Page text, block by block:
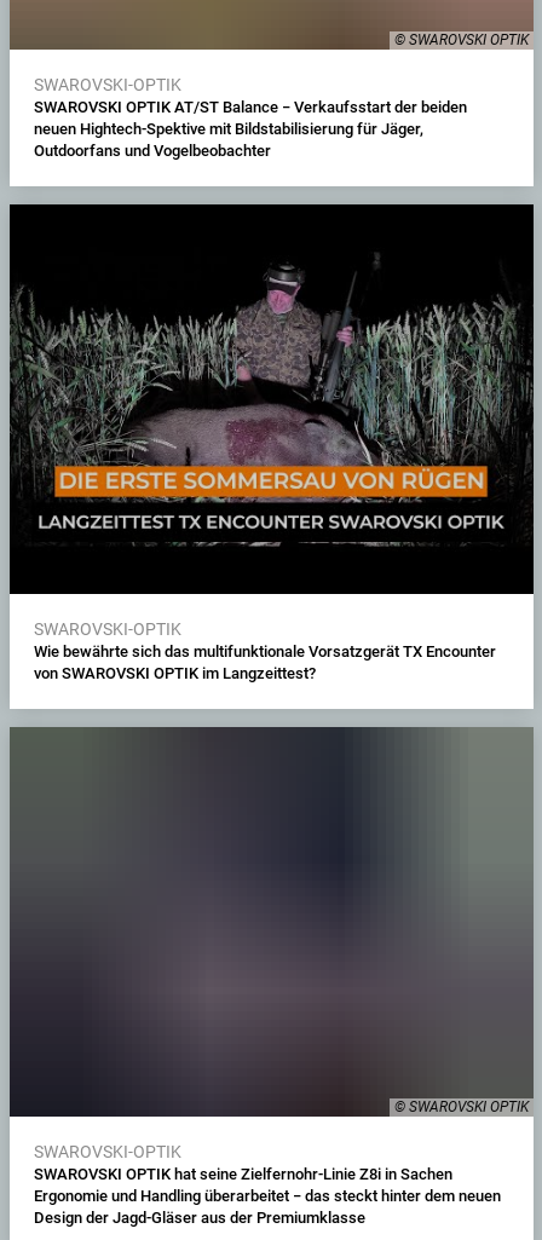
© SWAROVSKI OPTIK
SWAROVSKI-OPTIK
SWAROVSKI OPTIK AT/ST Balance − Verkaufsstart der beiden
neuen Hightech-Spektive mit Bildstabilisierung für Jäger,
Outdoorfans und Vogelbeobachter
SWAROVSKI-OPTIK
Wie bewährte sich das multifunktionale Vorsatzgerät TX Encounter
von SWAROVSKI OPTIK im Langzeittest?
© SWAROVSKI OPTIK
SWAROVSKI-OPTIK
SWAROVSKI OPTIK hat seine Zielfernohr-Linie Z8i in Sachen
Ergonomie und Handling überarbeitet − das steckt hinter dem neuen
Design der Jagd-Gläser aus der Premiumklasse